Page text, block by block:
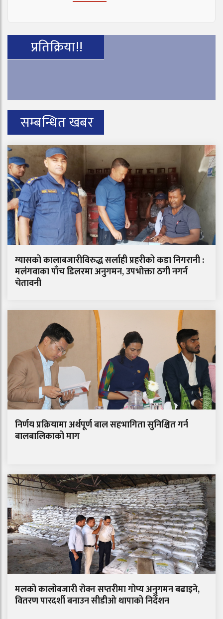
प्रतिक्रिया!!
सम्बन्धित खबर
ग्यासको कालाबजारीविरुद्ध सर्लाही प्रहरीको कडा निगरानी :
मलंगवाका पाँच डिलरमा अनुगमन, उपभोक्ता ठगी नगर्न
चेतावनी
निर्णय प्रक्रियामा अर्थपूर्ण बाल सहभागिता सुनिश्चित गर्न
बालबालिकाको माग
मलको कालोबजारी रोक्न सप्तरीमा गोप्य अनुगमन बढाइने,
वितरण पारदर्शी बनाउन सीडीओ थापाको निर्देशन